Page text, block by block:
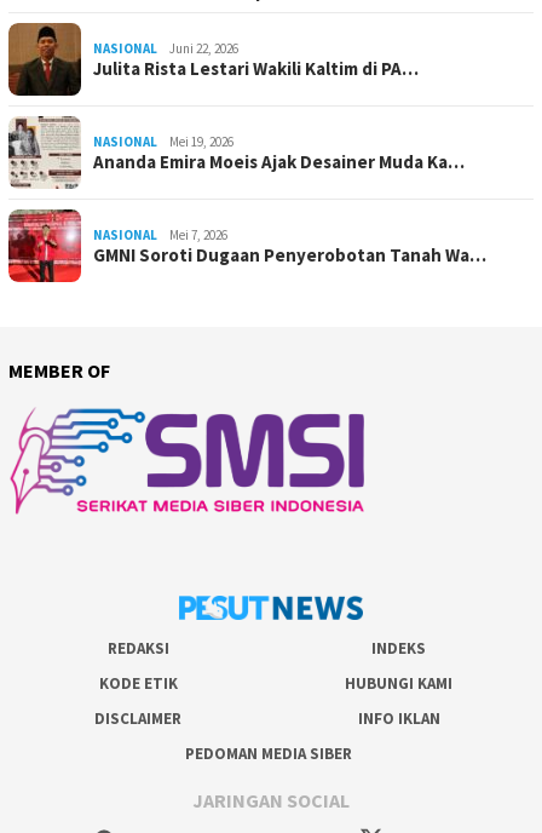
NASIONAL Juni 22, 2026
Julita Rista Lestari Wakili Kaltim di PA…
NASIONAL Mei 19, 2026
Ananda Emira Moeis Ajak Desainer Muda Ka…
NASIONAL Mei 7, 2026
GMNI Soroti Dugaan Penyerobotan Tanah Wa…
MEMBER OF
REDAKSI
INDEKS
KODE ETIK
HUBUNGI KAMI
DISCLAIMER
INFO IKLAN
PEDOMAN MEDIA SIBER
JARINGAN SOCIAL